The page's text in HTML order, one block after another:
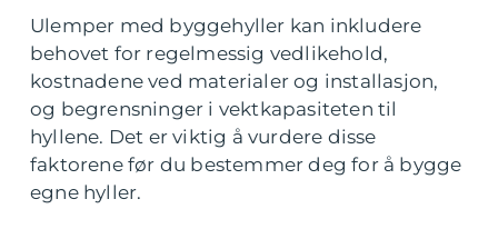
Ulemper med byggehyller kan inkludere
behovet for regelmessig vedlikehold,
kostnadene ved materialer og installasjon,
og begrensninger i vektkapasiteten til
hyllene. Det er viktig å vurdere disse
faktorene før du bestemmer deg for å bygge
egne hyller.